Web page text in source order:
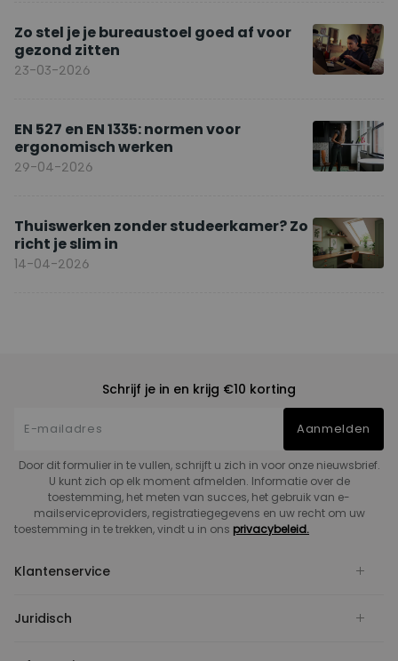
Zo stel je je bureaustoel goed af voor
gezond zitten
23-03-2026
EN 527 en EN 1335: normen voor
ergonomisch werken
29-04-2026
Thuiswerken zonder studeerkamer? Zo
richt je slim in
14-04-2026
Schrijf je in en krijg €10 korting
Aanmelden
Door dit formulier in te vullen, schrijft u zich in voor onze nieuwsbrief.
U kunt zich op elk moment afmelden. Informatie over de
toestemming, het meten van succes, het gebruik van e-
mailserviceproviders, registratiegegevens en uw recht om uw
toestemming in te trekken, vindt u in ons privacybeleid.
Klantenservice
Juridisch